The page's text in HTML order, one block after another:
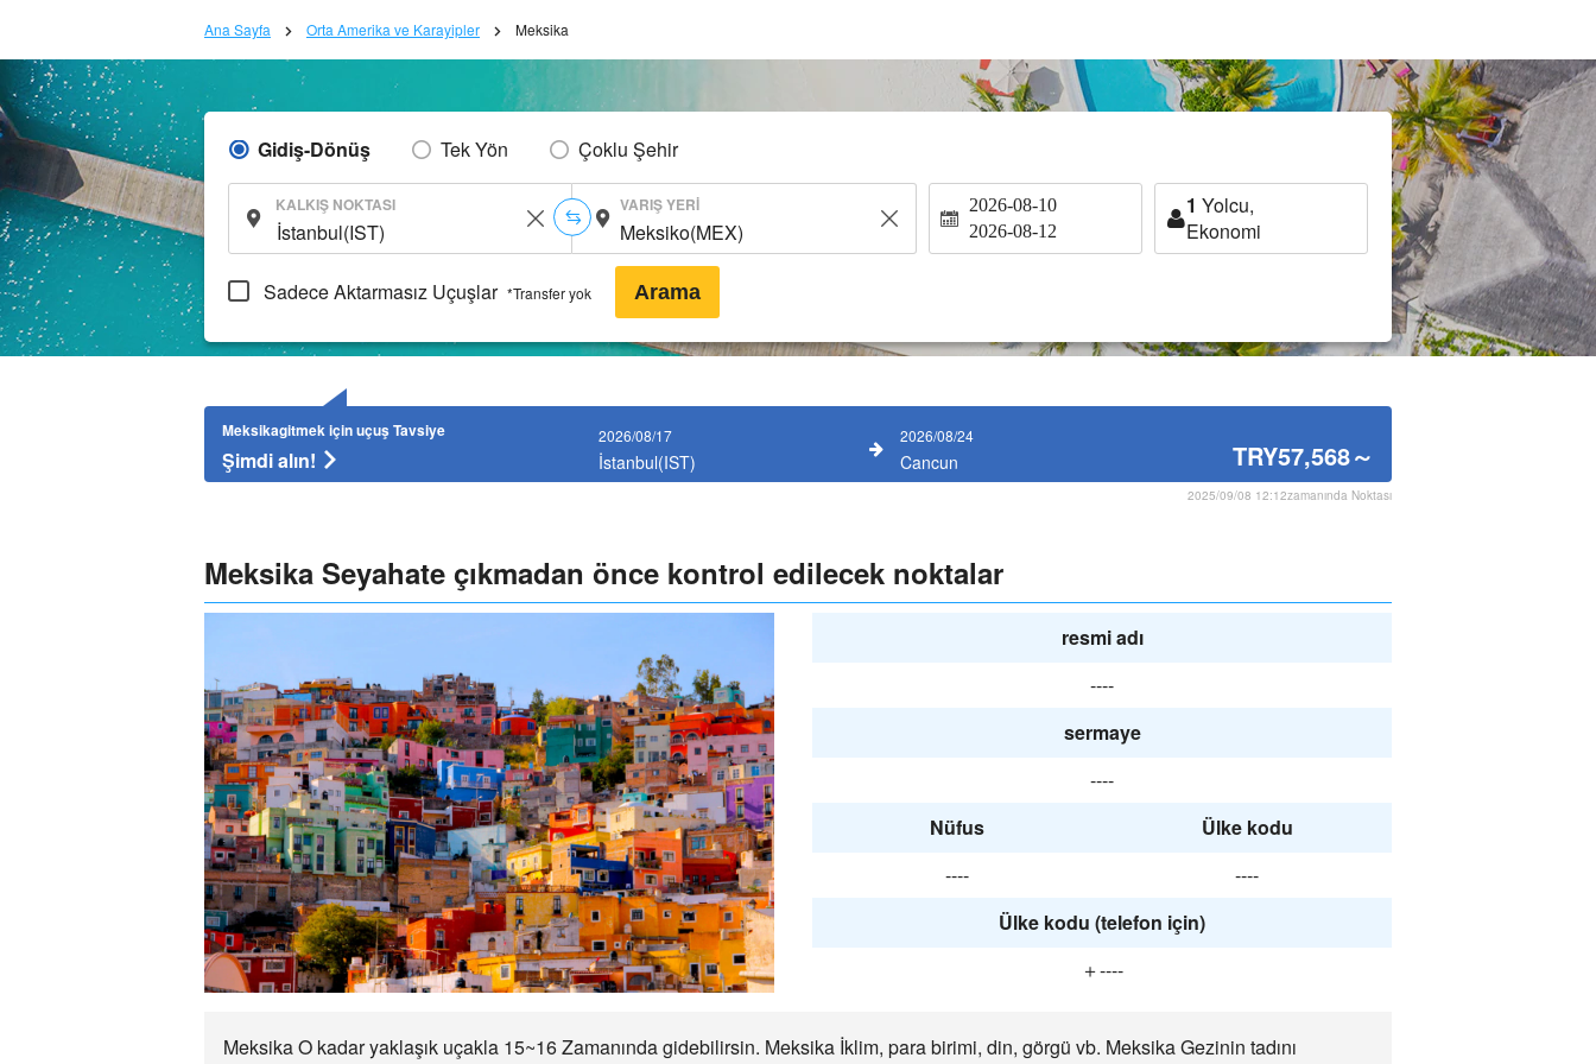
Ana Sayfa Orta Amerika ve Karayipler Meksika
Gidiş-Dönüş Tek Yön Çoklu Şehir
KALKIŞ NOKTASI VARIŞ YERI 2026-08-10
2026-08-12
1 Yolcu,
Ekonomi
Sadece Aktarmasız Uçuşlar *Transfer yok Arama
Meksikagitmek için uçuş Tavsiye
Şimdi alın!
2026/08/17
İstanbul(IST)
2026/08/24
Cancun TRY57,568～
2025/09/08 12:12zamanında Noktası
Meksika Seyahate çıkmadan önce kontrol edilecek noktalar
resmi adı
----
sermaye
----
Nüfus
Ülke kodu
----
----
Ülke kodu (telefon için)
＋----
Meksika O kadar yaklaşık uçakla 15~16 Zamanında gidebilirsin. Meksika İklim, para birimi, din, görgü vb. Meksika Gezinin tadını